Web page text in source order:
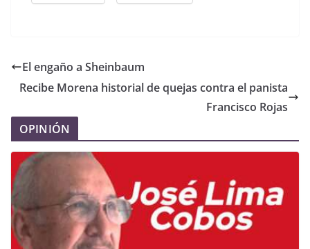
El engaño a Sheinbaum
Recibe Morena historial de quejas contra el panista
Francisco Rojas
OPINIÓN